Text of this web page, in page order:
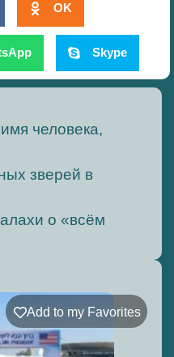
OK
Skype
человека,
зверей в
о «всём
Add to my Favorites